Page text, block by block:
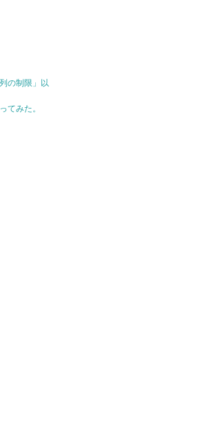
の制限」以
てみた。